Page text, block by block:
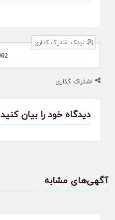
لینک اشتراک گذاری
اشتراک گذاری
دیدگاه خود را بیان کنید
آگهی‌های مشابه